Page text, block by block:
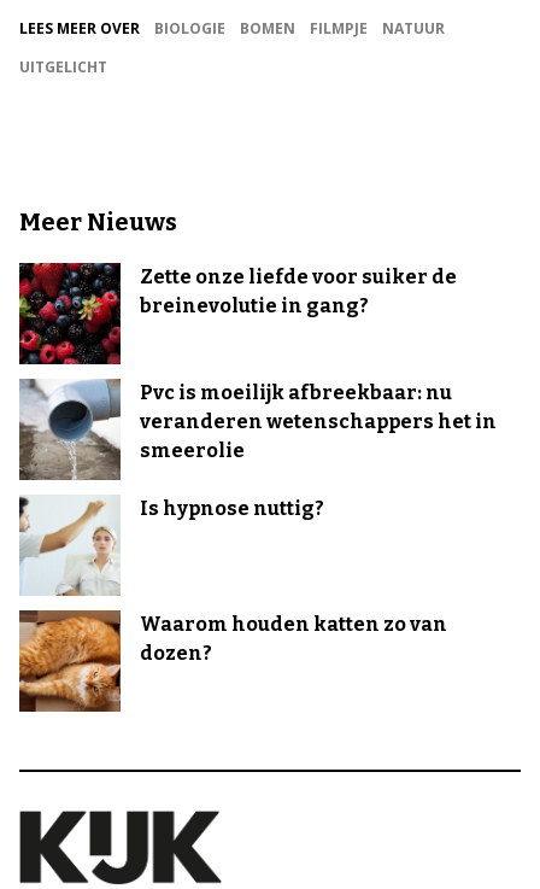
LEES MEER OVER BIOLOGIE BOMEN FILMPJE
NATUUR
UITGELICHT
Meer Nieuws
Zette onze liefde voor suiker de
breinevolutie in gang?
Pvc is moeilijk afbreekbaar: nu
veranderen wetenschappers het in
smeerolie
Is hypnose nuttig?
Waarom houden katten zo van
dozen?